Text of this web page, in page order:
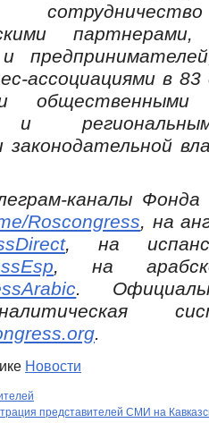
партнерами,
ассоциациями в
общественными
и
законодательной
каналы Фонда
Roscongress, на
, на
, на
.
аналитическая
.
Новости
представителей СМИ на